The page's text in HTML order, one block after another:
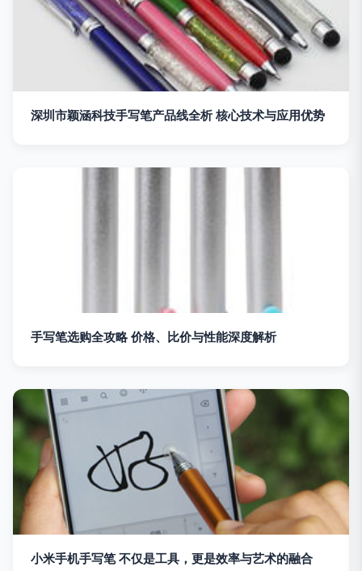
深圳市颖涵科技手写笔产品线全析 核心技术与应用优势
手写笔选购全攻略 价格、比价与性能深度解析
小米手机手写笔 不仅是工具，更是效率与艺术的融合